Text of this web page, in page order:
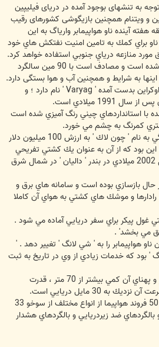
به تنشهای بوجود آمده در دریای فیلیپین
و ویتنام همچنین بازیگوشی کشورهای رقیب
آینده ناو هواپیمابر واریاگ به این
براي كمك به تامين امنيت نفتكش هاي خود
منازعه درياي جنوبي استفاده خواهد كرد.
تاریخ ورود این ناو نیز مشخص شده است و مصادف است با 90 مین سالگرد
به شرایط و همچنین آب و هوا بستگی دارد.
اين ناو هواپيمابر كه در اصل از اوكراين بدست آمده ' Varyag ' نام دارد ؛ و
ميلادي است.
با استانداردهاي چيني رنگ آميزي شده است
كمرنگ به چشم مي خورد.
Varyag را يك شركت هنگ كنگي به نام ' چون لاك ' به ارزش 100 ميليون دلار
بود كه از آن به عنوان يك كشتي تفريحي
استفاده شود اما كشتي در سال 2002 ميلادي در بندر ' داليان ' در شمال شرق
حال بازسازي بوده است و سامانه هاي برق و
و موشك هاي كشتي به هواي آن كاملا
پيكر براي سفر دريايي آماده مي شود .
هواپيمابر را به ' شي لانگ ' تغيير دهد . '
' بود كه خدمات زيادي از وي در تاريخ به ثبت
طول ناوهواپيمابر چين 302 متر و پهناي آن كمي بيشتر از 70 متر ، قدرت
عرشه اين كشتي قابليت آرايش 50 فروند هواپيما از انواع مختلف از سوخو 33
تا جنگنده هاي ميگ 29 و بالگردهاي ضد زيردريايي و بالگردهاي هشدار